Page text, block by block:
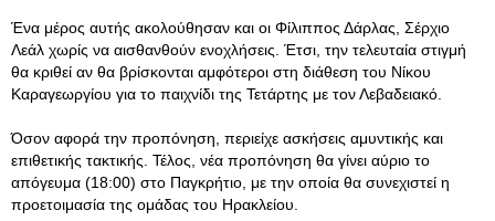
Ένα μέρος αυτής ακολούθησαν και οι Φίλιππος Δάρλας, Σέρχιο
Λεάλ χωρίς να αισθανθούν ενοχλήσεις. Έτσι, την τελευταία στιγμή
θα κριθεί αν θα βρίσκονται αμφότεροι στη διάθεση του Νίκου
Καραγεωργίου για το παιχνίδι της Τετάρτης με τον Λεβαδειακό.
Όσον αφορά την προπόνηση, περιείχε ασκήσεις αμυντικής και
επιθετικής τακτικής. Τέλος, νέα προπόνηση θα γίνει αύριο το
απόγευμα (18:00) στο Παγκρήτιο, με την οποία θα συνεχιστεί η
προετοιμασία της ομάδας του Ηρακλείου.